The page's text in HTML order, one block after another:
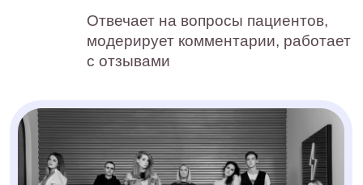
показываем, как меняются
охваты, переходы и целевые
действия